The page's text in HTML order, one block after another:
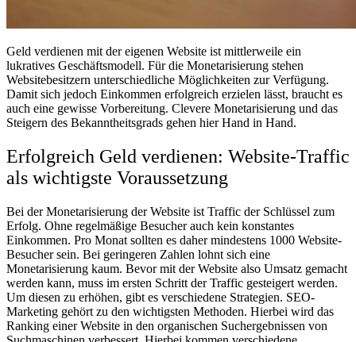
Geld verdienen mit der eigenen Website ist mittlerweile ein
lukratives Geschäftsmodell. Für die Monetarisierung stehen
Websitebesitzern unterschiedliche Möglichkeiten zur Verfügung.
Damit sich jedoch Einkommen erfolgreich erzielen lässt, braucht es
auch eine gewisse Vorbereitung. Clevere Monetarisierung und das
Steigern des Bekanntheitsgrads gehen hier Hand in Hand.
Erfolgreich Geld verdienen: Website-Traffic
als wichtigste Voraussetzung
Bei der Monetarisierung der Website ist Traffic der Schlüssel zum
Erfolg. Ohne regelmäßige Besucher auch kein konstantes
Einkommen. Pro Monat sollten es daher mindestens 1000 Website-
Besucher sein. Bei geringeren Zahlen lohnt sich eine
Monetarisierung kaum. Bevor mit der Website also Umsatz gemacht
werden kann, muss im ersten Schritt der Traffic gesteigert werden.
Um diesen zu erhöhen, gibt es verschiedene Strategien. SEO-
Marketing gehört zu den wichtigsten Methoden. Hierbei wird das
Ranking einer Website in den organischen Suchergebnissen von